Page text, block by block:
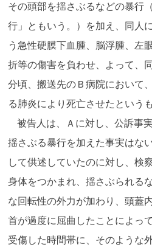
その頭部を揺さぶるなどの暴行
行」ともいう。）を加え、同人
う急性硬膜下血腫、脳浮腫、左
折等の傷害を負わせ、よって、
分頃、搬送先のＢ病院において
る肺炎により死亡させたという
被告人は、Ａに対し、公訴事
揺さぶる暴行を加えた事実はな
して供述していたのに対し、検
身体をつかまれ、揺さぶられる
な回転性の外力が加わり、頭蓋
首が過度に屈曲したことによっ
受傷した時間帯に、そのような